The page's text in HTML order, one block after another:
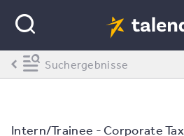
Intern/Trainee - Corporate Tax
Suchergebnisse